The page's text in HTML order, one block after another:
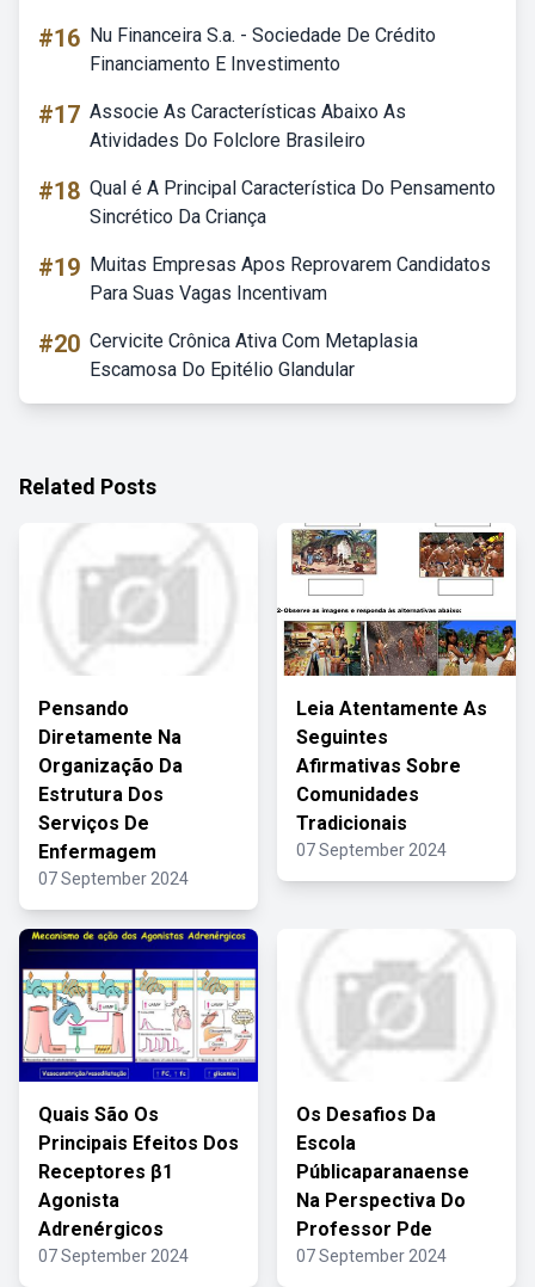
#16 Nu Financeira S.a. - Sociedade De Crédito
Financiamento E Investimento
#17 Associe As Características Abaixo As
Atividades Do Folclore Brasileiro
#18 Qual é A Principal Característica Do Pensamento
Sincrético Da Criança
#19 Muitas Empresas Apos Reprovarem Candidatos
Para Suas Vagas Incentivam
#20 Cervicite Crônica Ativa Com Metaplasia
Escamosa Do Epitélio Glandular
Related Posts
Pensando
Diretamente Na
Organização Da
Estrutura Dos
Serviços De
Enfermagem
07 September 2024
Leia Atentamente As
Seguintes
Afirmativas Sobre
Comunidades
Tradicionais
07 September 2024
Quais São Os
Principais Efeitos Dos
Receptores β1
Agonista
Adrenérgicos
07 September 2024
Os Desafios Da
Escola
Públicaparanaense
Na Perspectiva Do
Professor Pde
07 September 2024